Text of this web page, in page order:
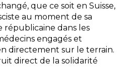
que ce soit en Suisse,
au moment de sa
républicaine dans les
engagés et
directement sur le terrain.
direct de la solidarité